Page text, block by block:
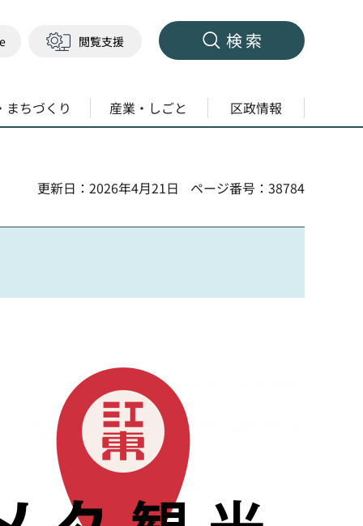
閲覧支援 検索
まちづくり 産業・しごと 区政情報
更新日：2026年4月21日 ページ番号：38784